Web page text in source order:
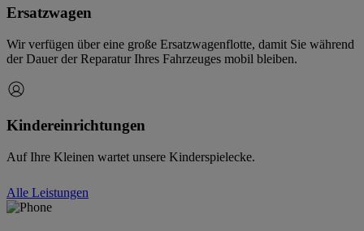
Ersatzwagen
Wir verfügen über eine große Ersatzwagenflotte, damit Sie während
der Dauer der Reparatur Ihres Fahrzeuges mobil bleiben.
Kindereinrichtungen
Auf Ihre Kleinen wartet unsere Kinderspielecke.
Alle Leistungen